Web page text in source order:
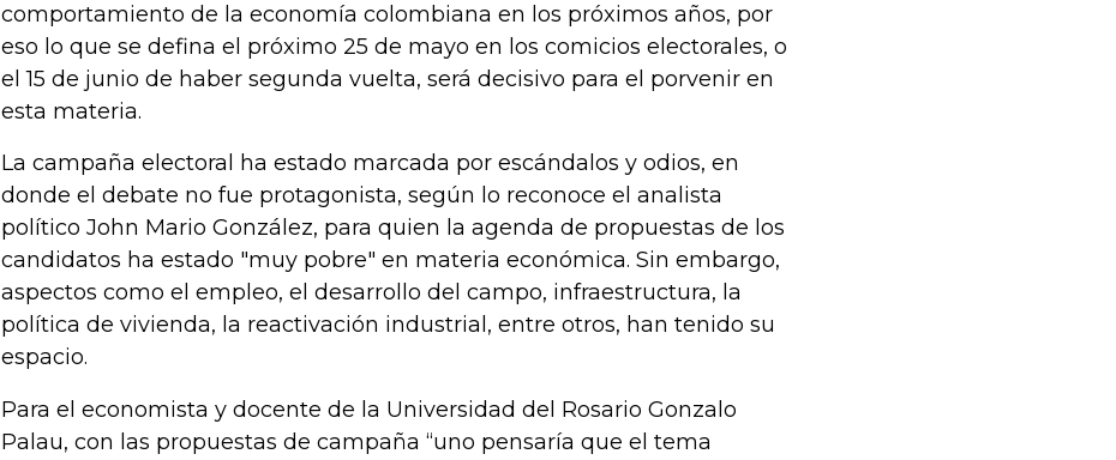
comportamiento de la economía colombiana en los próximos años, por
eso lo que se defina el próximo 25 de mayo en los comicios electorales, o
el 15 de junio de haber segunda vuelta, será decisivo para el porvenir en
esta materia.
La campaña electoral ha estado marcada por escándalos y odios, en
donde el debate no fue protagonista, según lo reconoce el analista
político John Mario González, para quien la agenda de propuestas de los
candidatos ha estado "muy pobre" en materia económica. Sin embargo,
aspectos como el empleo, el desarrollo del campo, infraestructura, la
política de vivienda, la reactivación industrial, entre otros, han tenido su
espacio.
Para el economista y docente de la Universidad del Rosario Gonzalo
Palau, con las propuestas de campaña “uno pensaría que el tema